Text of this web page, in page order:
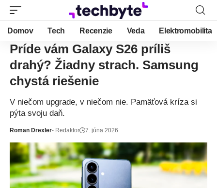
Domov Tech Recenzie Veda Elektromobilita
Príde vám Galaxy S26 príliš
drahý? Žiadny strach. Samsung
chystá riešenie
V niečom upgrade, v niečom nie. Pamäťová kríza si
pýta svoju daň.
Roman Drexler- Redaktor 7. júna 2026